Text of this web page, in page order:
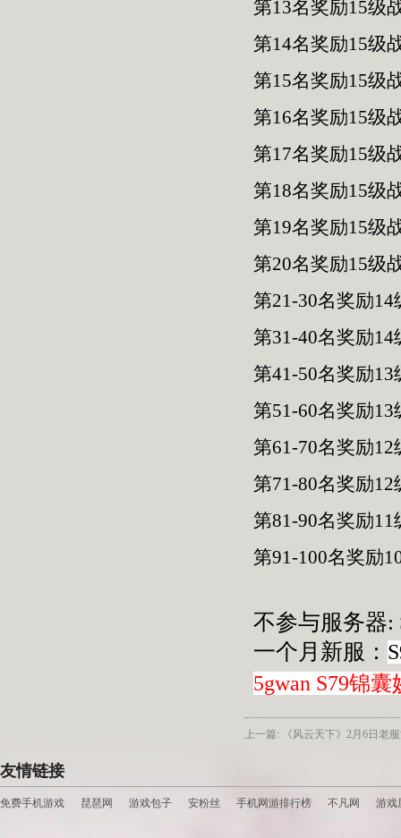
第13名奖励15级
第14名奖励15级
第15名奖励15级
第16名奖励15级
第17名奖励15级
第18名奖励15级
第19名奖励15级
第20名奖励15级
第21-30名奖励
第31-40名奖励
第41-50名奖励
第51-60名奖励
第61-70名奖励
第71-80名奖励
第81-90名奖励
第91-100名奖励
不参与服务器:
一个月新服：
5gwan S79锦
上一篇: 《风云天下》2月6日老
友情链接
免费手机游戏 琵琶网 游戏包子 安粉丝 手机网游排行榜 不凡网 游戏